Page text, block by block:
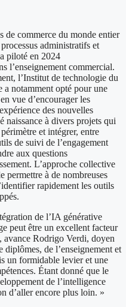
de commerce du monde entier
administratifs et
piloté en 2024
l’enseignement commercial.
l’Institut de technologie du
a notamment opté pour une
vue d’encourager les
des nouvelles
naissance à divers projets qui
et intégrer, entre
de suivi de l’engagement
aux questions
L’approche collective
permettre à de nombreuses
rapidement les outils
de l’IA générative
peut être un excellent facteur
Rodrigo Verdi, doyen
diplômes, de l’enseignement et
un formidable levier et une
Étant donné que le
de l’intelligence
d’aller encore plus loin. »